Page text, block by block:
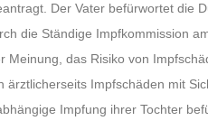
Der Vater befürwortet die
die Ständige Impfkommission
Meinung, das Risiko von
ärztlicherseits Impfschäden mit
Impfung ihrer Tochter